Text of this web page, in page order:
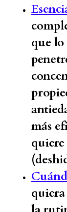
que lo
más
quiera